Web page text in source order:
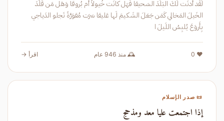
لَقَد أَدنَت لَكَ البَلَدَ السَحيقا فَهَل كانَت خُيولاً أَم بُروقا وَهَل مَن قَلَّدَ
الخَيلَ المَخالي كَمَن جَعَلَ الشَكيمَ لَها عَليقا سَرَت مُقوَرَّةً تَجلو الدَياجي
بِأَروَعَ يُلبِسُ اللَيلَ ا
❤️ 0 🕰️ منذ 946 عام اقرأ →
📜 صدر الإسلام
إذا اجتمعت عليا معد ومذحج